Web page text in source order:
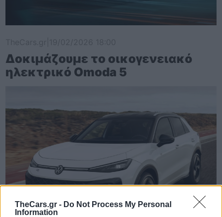
TheCars.gr - Do Not Process My Personal
Information
Δοκιμάζουμε το οικογενειακό
ηλεκτρικό Omoda 5